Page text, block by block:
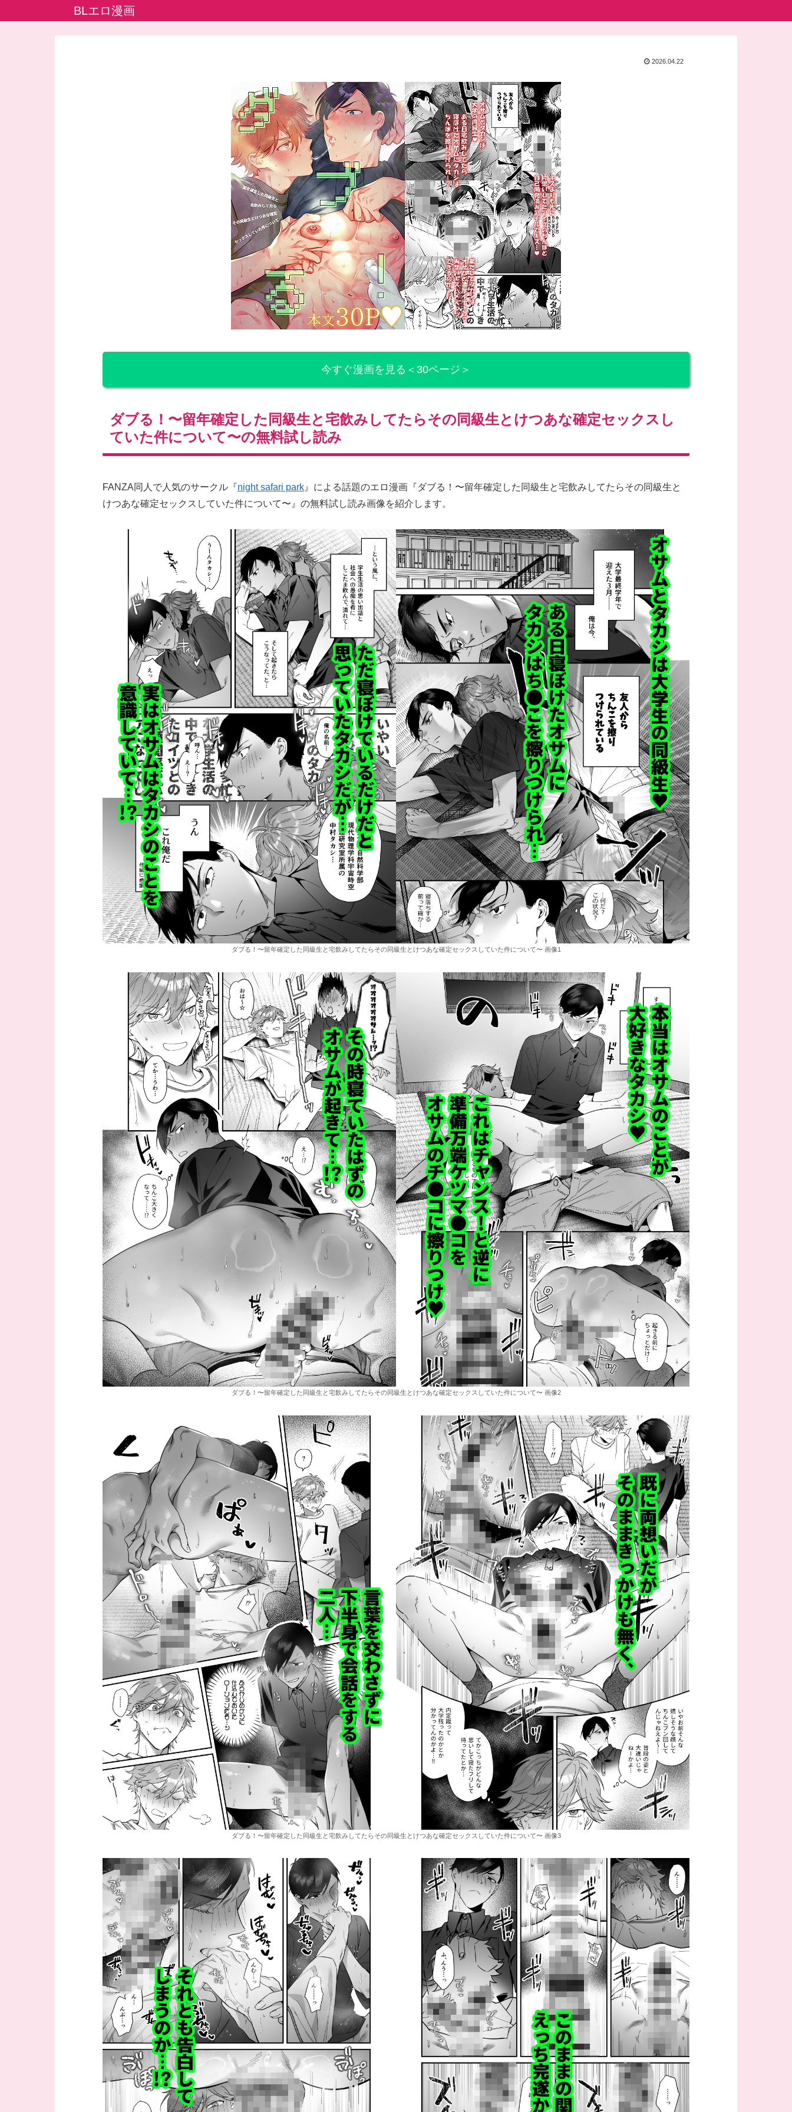
BLエロ漫画
2026.04.22
今すぐ漫画を見る＜30ページ＞
ダブる！〜留年確定した同級生と宅飲みしてたらその同級生とけつあな確定セックスし
ていた件について〜の無料試し読み
FANZA同人で人気のサークル『night safari park 』による話題のエロ漫画『ダブる！〜留年確定した同級生と宅飲みしてたらその同級生と
けつあな確定セックスしていた件について〜』の無料試し読み画像を紹介します。
ダブる！〜留年確定した同級生と宅飲みしてたらその同級生とけつあな確定セックスしていた件について〜 画像1
ダブる！〜留年確定した同級生と宅飲みしてたらその同級生とけつあな確定セックスしていた件について〜 画像2
ダブる！〜留年確定した同級生と宅飲みしてたらその同級生とけつあな確定セックスしていた件について〜 画像3